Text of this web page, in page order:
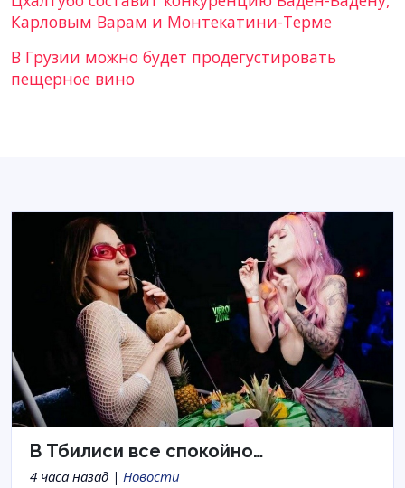
Карловым Варам и Монтекатини-Терме
В Грузии можно будет продегустировать
пещерное вино
В Тбилиси все спокойно…
4 часа назад | Новости